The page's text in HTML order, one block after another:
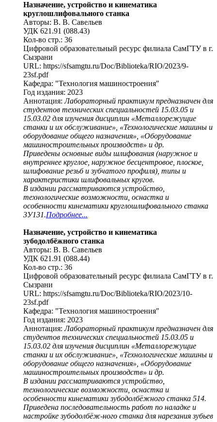
Назначение, устройство и кинематика
круглошлифовального станка
Авторы: В. В. Савельев
УДК 621.91 (088.43)
Кол-во стр.: 36
Цифровой образовательный ресурс филиала СамГТУ в г.
Сызрани
URL: https://sfsamgtu.ru/Doc/Biblioteka/RIO/2023/9-
23sf.pdf
Кафедра: "Технология машиностроения"
Год издания: 2023
Аннотация:Лабораторный практикум предназначен для
студентов технических специальностей 15.03.05 и
15.03.02 для изучения дисциплин «Металлорежущие
станки и их обслуживание», «Технологические машины и
оборудование общего назначения», «Оборудование
машиностроительных производств» и др.
Приведены основные виды шлифования (наружное и
внутреннее круглое, наружное бесцентровое, плоское,
шлифование резьб и зубчатого профиля), типы и
характеристики шлифовальных кругов.
В издании рассматриваются устройство,
технологические возможности, оснастка и
особенности кинематики круглошлифовального станка
3У131.Подробнее...
Назначение, устройство и кинематика
зубодолбёжного станка
Авторы: В. В. Савельев
УДК 621.91 (088.44)
Кол-во стр.: 36
Цифровой образовательный ресурс филиала СамГТУ в г.
Сызрани
URL: https://sfsamgtu.ru/Doc/Biblioteka/RIO/2023/10-
23sf.pdf
Кафедра: "Технология машиностроения"
Год издания: 2023
Аннотация:Лабораторный практикум предназначен для
студентов технических специальностей 15.03.05 и
15.03.02 для изучения дисциплин «Металлорежущие
станки и их обслуживание», «Технологические машины и
оборудование общего назначения», «Оборудование
машиностроительных производств» и др.
В издании рассматриваются устройство,
технологические возможности, оснастка и
особенности кинематики зубодолбёжного станка 514.
Приведена последовательность работ по наладке и
настройке зубодолбёж-ного станка для нарезания зубьев